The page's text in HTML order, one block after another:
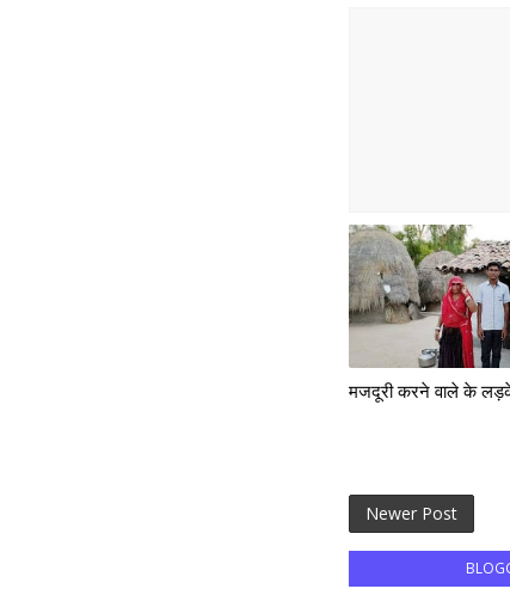
मजदूरी करने वाले के
Newer Post